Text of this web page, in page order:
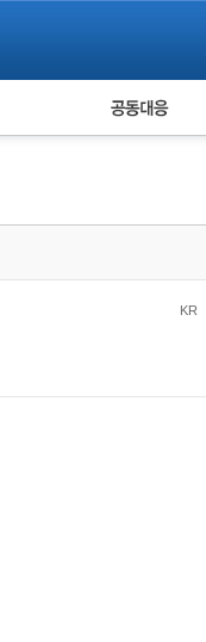
피해자 공동대응
KR